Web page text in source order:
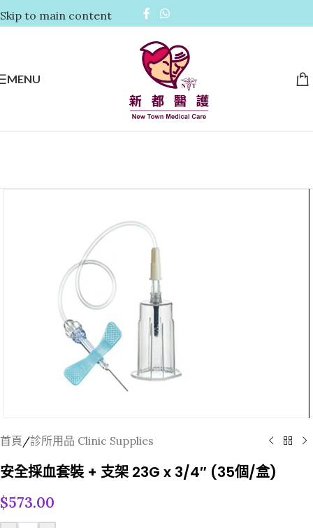
Skip to main content
MENU
首頁/診所用品 Clinic Supplies
安全採血套裝 + 支架 23G x 3/4″ (35個/盒)
$573.00